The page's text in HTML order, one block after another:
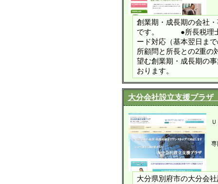
創業期・成長期の会社
です。 ●所長税理士
ード対応（基本翌日ま
所顧問と所長との2重
望む創業期・成長期の
おります。
大分会社設立支援プラザ
専
大分県別府市の大分会